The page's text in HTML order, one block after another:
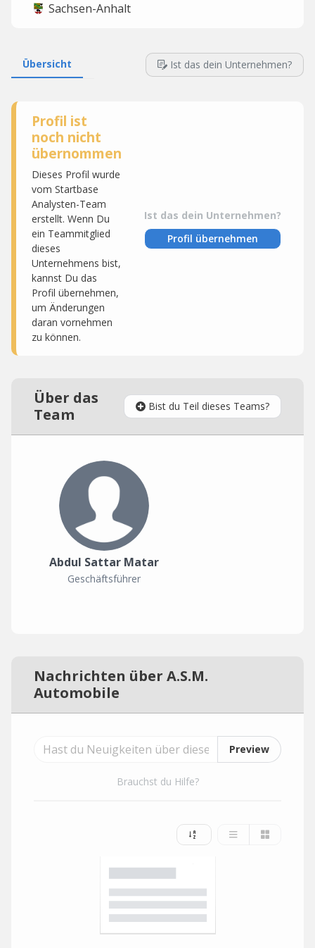
Sachsen-Anhalt
Übersicht Ist das dein Unternehmen?
Profil ist
noch nicht
übernommen
Dieses Profil wurde
vom Startbase
Analysten-Team
erstellt. Wenn Du
ein Teammitglied
dieses
Unternehmens bist,
kannst Du das
Profil übernehmen,
um Änderungen
daran vornehmen
zu können.
Ist das dein Unternehmen?
Profil übernehmen
Über das
Team
Bist du Teil dieses Teams?
Abdul Sattar Matar
Geschäftsführer
Nachrichten über A.S.M.
Automobile
Preview
Brauchst du Hilfe?